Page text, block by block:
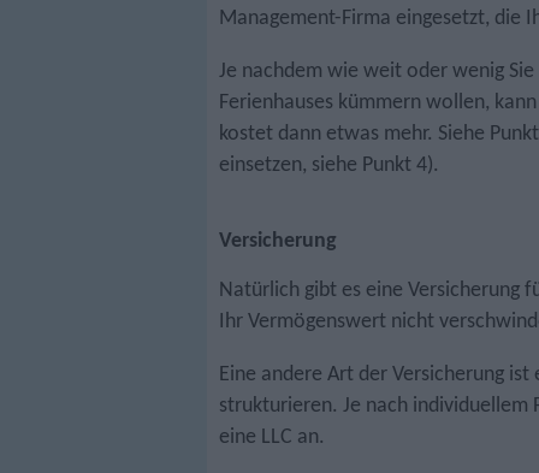
Management-Firma eingesetzt, die
Je nachdem wie weit oder wenig
Ferienhauses kümmern wollen,
kostet dann etwas mehr. Siehe
einsetzen, siehe Punkt 4).
Versicherung
Natürlich gibt es eine Versicherung
Ihr Vermögenswert nicht
Eine andere Art der Versicherung
strukturieren. Je nach
eine LLC an.